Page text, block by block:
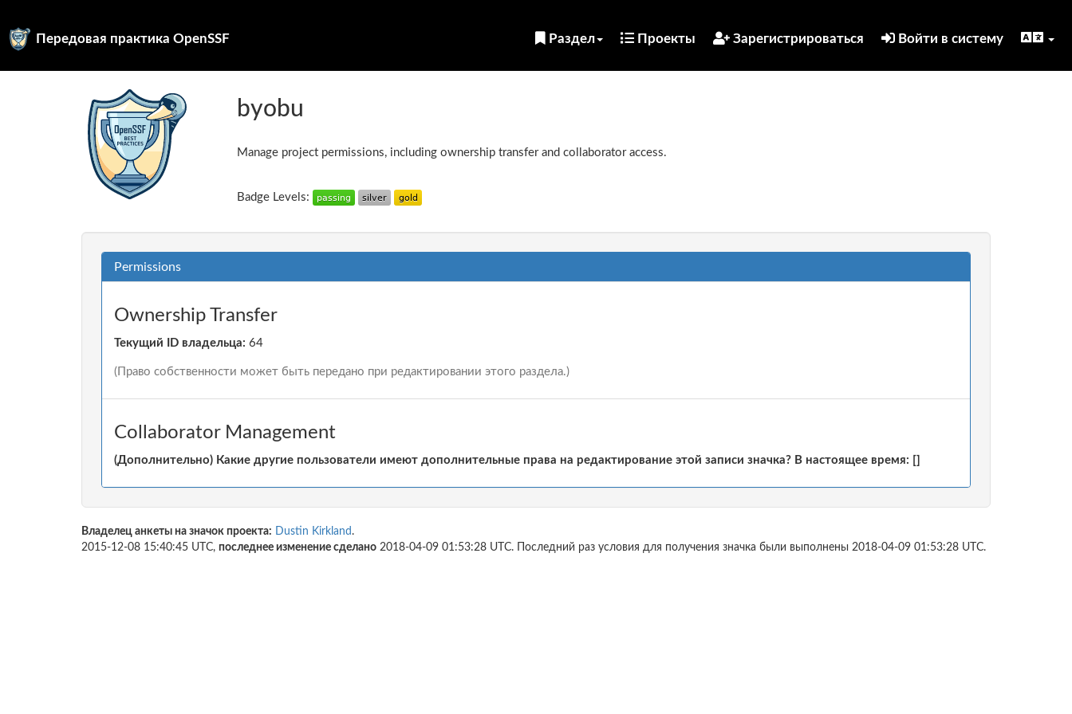
Передовая практика OpenSSF Раздел Проекты Зарегистрироваться Войти в систему
byobu
Manage project permissions, including ownership transfer and collaborator access.
Badge Levels:
Permissions
Ownership Transfer
Текущий ID владельца: 64
(Право собственности может быть передано при редактировании этого раздела.)
Collaborator Management
(Дополнительно) Какие другие пользователи имеют дополнительные права на редактирование этой записи значка? В настоящее время: []
Владелец анкеты на значок проекта: Dustin Kirkland .
2015-12-08 15:40:45 UTC, последнее изменение сделано 2018-04-09 01:53:28 UTC. Последний раз условия для получения значка были выполнены 2018-04-09 01:53:28 UTC.